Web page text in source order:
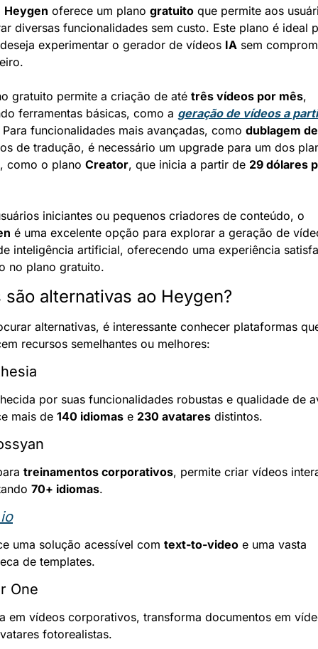
Heygen oferece um plano gratuito que permite aos
diversas funcionalidades sem custo. Este plano é ideal
experimentar o gerador de vídeos IA sem
gratuito permite a criação de até três vídeos por mês,
ferramentas básicas, como a geração de vídeos a
Para funcionalidades mais avançadas, como dublagem
de tradução, é necessário um upgrade para um dos
como o plano Creator, que inicia a partir de 29 dólares
é uma excelente opção para explorar a geração de
inteligência artificial, oferecendo uma experiência
no plano gratuito.
são alternativas ao Heygen?
alternativas, é interessante conhecer plataformas
recursos semelhantes ou melhores:
por suas funcionalidades robustas e qualidade de
mais de 140 idiomas e 230 avatares distintos.
treinamentos corporativos, permite criar vídeos
70+ idiomas.
uma solução acessível com text-to-video e uma vasta
de templates.
One
em vídeos corporativos, transforma documentos em
fotorealistas.